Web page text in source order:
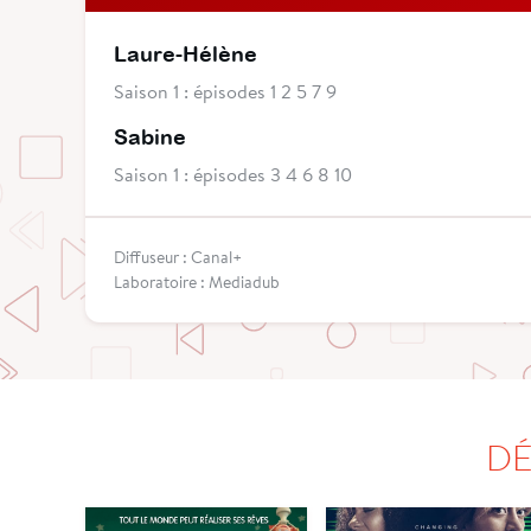
Laure-Hélène
Saison 1 : épisodes 1 2 5 7 9
Sabine
Saison 1 : épisodes 3 4 6 8 10
Diffuseur : Canal+
Laboratoire : Mediadub